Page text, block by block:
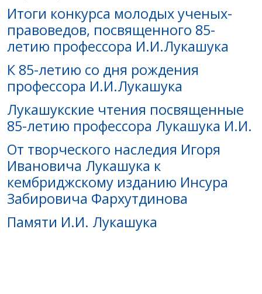
Итоги конкурса молодых ученых-
правоведов, посвященного 85-
летию профессора И.И.Лукашука
К 85-летию со дня рождения
профессора И.И.Лукашука
Лукашукские чтения посвященные
85-летию профессора Лукашука И.И.
От творческого наследия Игоря
Ивановича Лукашука к
кембриджскому изданию Инсура
Забировича Фархутдинова
Памяти И.И. Лукашука